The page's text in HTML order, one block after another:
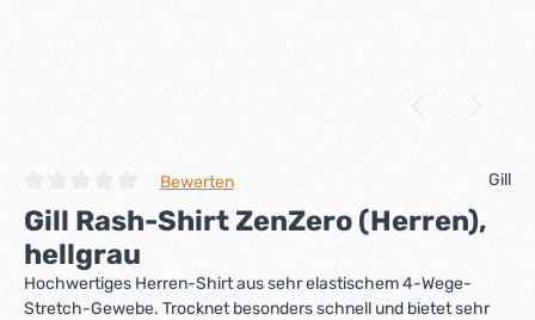
Durchschnittliche Bewertung von 0 von 5 Sternen
Bewerten Gill
Gill Rash-Shirt ZenZero (Herren),
hellgrau
Hochwertiges Herren-Shirt aus sehr elastischem 4-Wege-
Stretch-Gewebe. Trocknet besonders schnell und bietet sehr